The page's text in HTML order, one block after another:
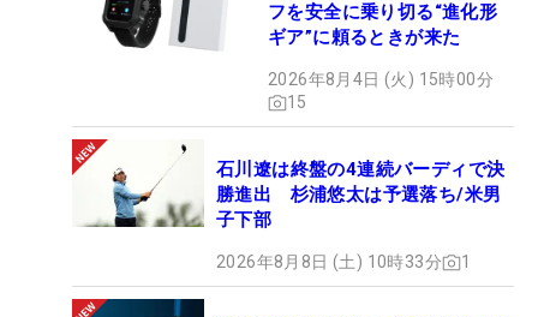
フを安全に乗り切る“進化形
ギア”に頼るときが来た
2026年8月4日 (火) 15時00分
15
石川遼は終盤の4連続バーディで決
勝進出 杉浦悠太は予選落ち/米男
子下部
2026年8月8日 (土) 10時33分 1